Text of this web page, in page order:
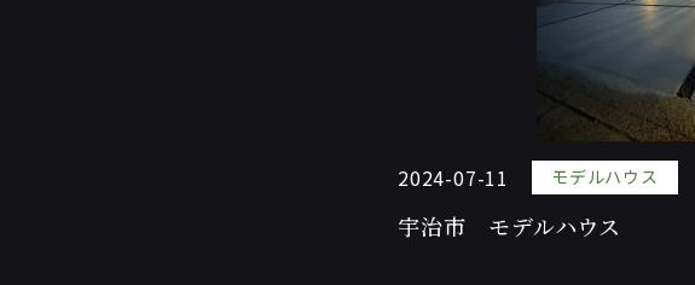
2024-07-11 モデルハウス
宇治市 モデルハウス